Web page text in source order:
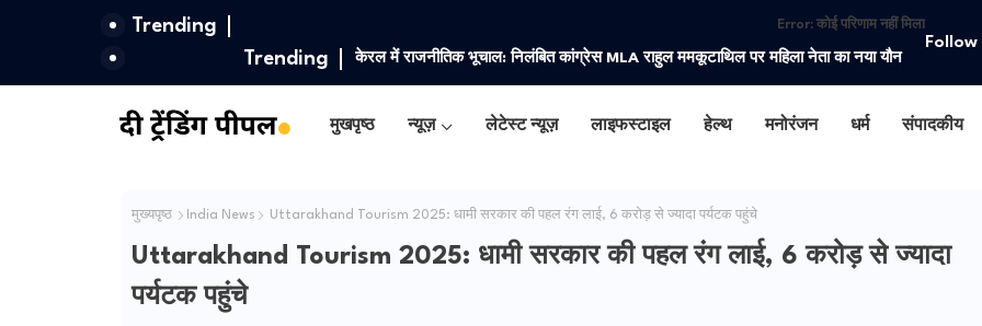
Trending Error:कोई परिणाम नहीं मिला
Trending केरल में राजनीतिक भूचाल: निलंबित कांग्रेस MLA राहुल ममकूटाथिल पर महिला नेता का नया यौन
Follow
मुखपृष्ठ न्यूज़ लेटेस्ट न्यूज़ लाइफस्टाइल हेल्थ मनोरंजन धर्म संपादकीय
मुख्यपृष्ठ India News Uttarakhand Tourism 2025: धामी सरकार की पहल रंग लाई, 6 करोड़ से ज्यादा पर्यटक पहुंचे
Uttarakhand Tourism 2025: धामी सरकार की पहल रंग लाई, 6 करोड़ से ज्यादा
पर्यटक पहुंचे